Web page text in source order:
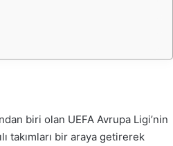
biri olan UEFA Avrupa Ligi’nin
takımları bir araya getirerek